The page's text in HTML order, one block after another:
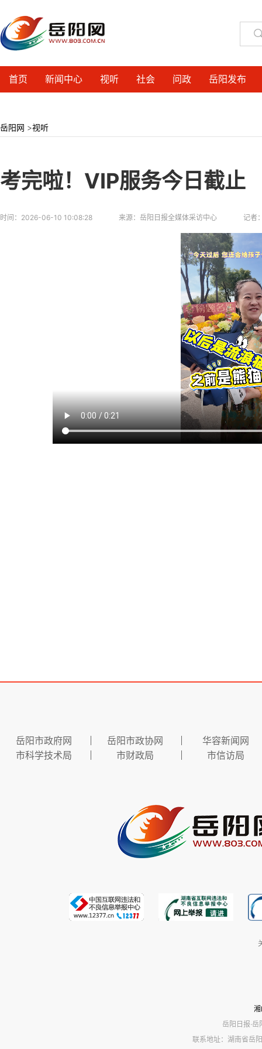
首页 新闻中心 视听 社会 问政 岳阳发布
岳阳网 >视听
考完啦！VIP服务今日截止
时间： 2026-06-10 10:08:28 来源： 岳阳日报全媒体采访中心 记者
岳阳市政府网 岳阳市政协网
华容新闻网
市科学技术局
市财政局 市信访局
岳阳日报·岳
联系地址：湖南省岳